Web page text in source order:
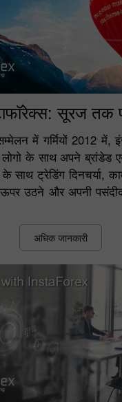
सूरज तक
सम्मेलन में गर्मियों 2012
के साथ अपने ब्रांडेड
साथ ट्रेडिंग दिनचर्या,
उठने और अपनी
अधिक जानकारी